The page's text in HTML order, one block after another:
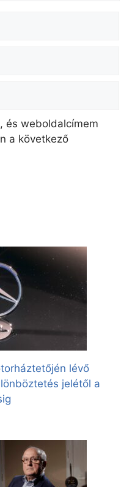
és weboldalcímem
a következő
lévő
jelétől a